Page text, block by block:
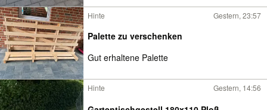
Hinte Gestern, 23:57
Palette zu verschenken
Gut erhaltene Palette
Hinte Gestern, 14:56